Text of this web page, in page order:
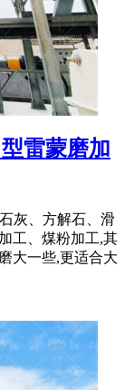
雷蒙磨加
灰、方解石、滑
工、煤粉加工,其
大一些,更适合大